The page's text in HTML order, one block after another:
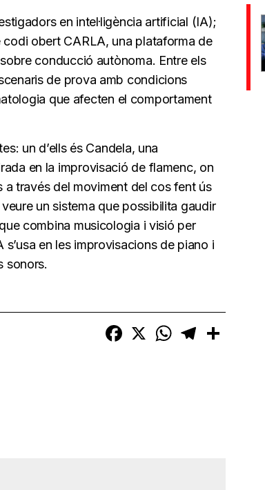
en intel·ligència artificial (IA);
obert CARLA, una plataforma de
conducció autònoma. Entre els
de prova amb condicions
que afecten el comportament
un d’ells és Candela, una
en la improvisació de flamenc, on
a través del moviment del cos fent ús
un sistema que possibilita gaudir
combina musicologia i visió per
en les improvisacions de piano i
sonors.
Facebook
X WhatsAppTelegram